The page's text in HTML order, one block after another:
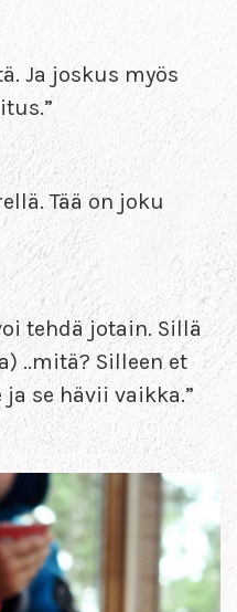
Ja joskus myös
Tää on joku
tehdä jotain. Sillä
..mitä? Silleen et
se hävii vaikka.”